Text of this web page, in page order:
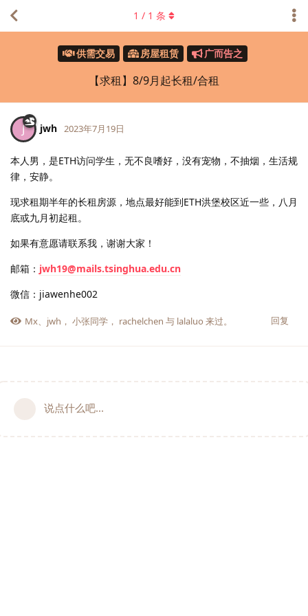
供需交易 房屋租赁 广而告之
【求租】8/9月起长租/合租
1 / 1 条
J jwh 2023年7月19日
本人男，是ETH访问学生，无不良嗜好，没有宠物，不抽烟，生活规
律，安静。
现求租期半年的长租房源，地点最好能到ETH洪堡校区近一些，八月
底或九月初起租。
如果有意愿请联系我，谢谢大家！
邮箱： jwh19@mails.tsinghua.edu.cn
微信：jiawenhe002
回复
Mx、 jwh ， 小张同学 ， rachelchen 与 lalaluo 来过。
说点什么吧...